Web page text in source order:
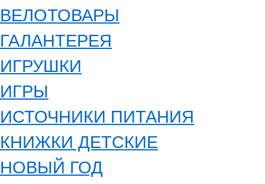
ВЕЛОТОВАРЫ
ГАЛАНТЕРЕЯ
ИГРУШКИ
ИГРЫ
ИСТОЧНИКИ ПИТАНИЯ
КНИЖКИ ДЕТСКИЕ
НОВЫЙ ГОД